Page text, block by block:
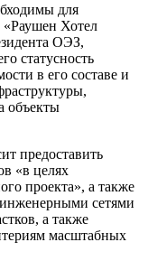
для
«Раушен Хотел
ОЭЗ,
статусность
в его составе и
объекты
предоставить
«в целях
проекта», а также
сетями
а также
масштабных